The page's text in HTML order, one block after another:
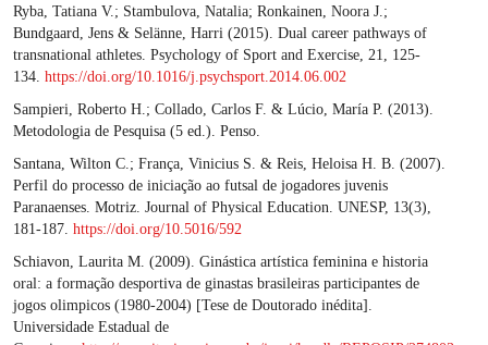
Ryba, Tatiana V.; Stambulova, Natalia; Ronkainen, Noora J.;
Bundgaard, Jens & Selänne, Harri (2015). Dual career pathways of
transnational athletes. Psychology of Sport and Exercise, 21, 125-
134. https://doi.org/10.1016/j.psychsport.2014.06.002
Sampieri, Roberto H.; Collado, Carlos F. & Lúcio, María P. (2013).
Metodologia de Pesquisa (5 ed.). Penso.
Santana, Wilton C.; França, Vinicius S. & Reis, Heloisa H. B. (2007).
Perfil do processo de iniciação ao futsal de jogadores juvenis
Paranaenses. Motriz. Journal of Physical Education. UNESP, 13(3),
181-187. https://doi.org/10.5016/592
Schiavon, Laurita M. (2009). Ginástica artística feminina e historia
oral: a formação desportiva de ginastas brasileiras participantes de
jogos olimpicos (1980-2004) [Tese de Doutorado inédita].
Universidade Estadual de